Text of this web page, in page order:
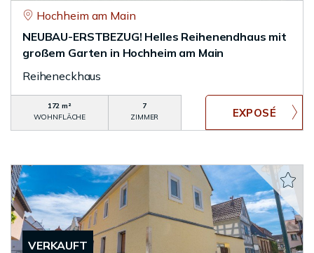
Hochheim am Main
NEUBAU-ERSTBEZUG! Helles Reihenendhaus mit
großem Garten in Hochheim am Main
Reiheneckhaus
172 m²
WOHNFLÄCHE
7
ZIMMER
VERKAUFT